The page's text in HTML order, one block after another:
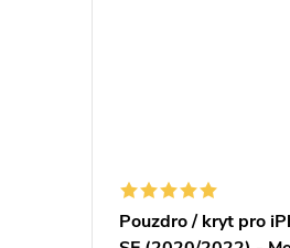
Pouzdro / kryt pro